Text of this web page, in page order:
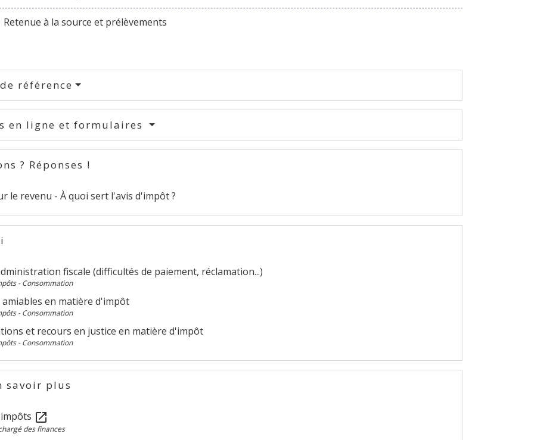
Retenue à la source et prélèvements
référence
en ligne et formulaires
? Réponses !
le revenu - À quoi sert l'avis d'impôt ?
fiscale (difficultés de paiement, réclamation...)
- Consommation
amiables en matière d'impôt
- Consommation
et recours en justice en matière d'impôt
- Consommation
savoir plus
open_in_new
des finances